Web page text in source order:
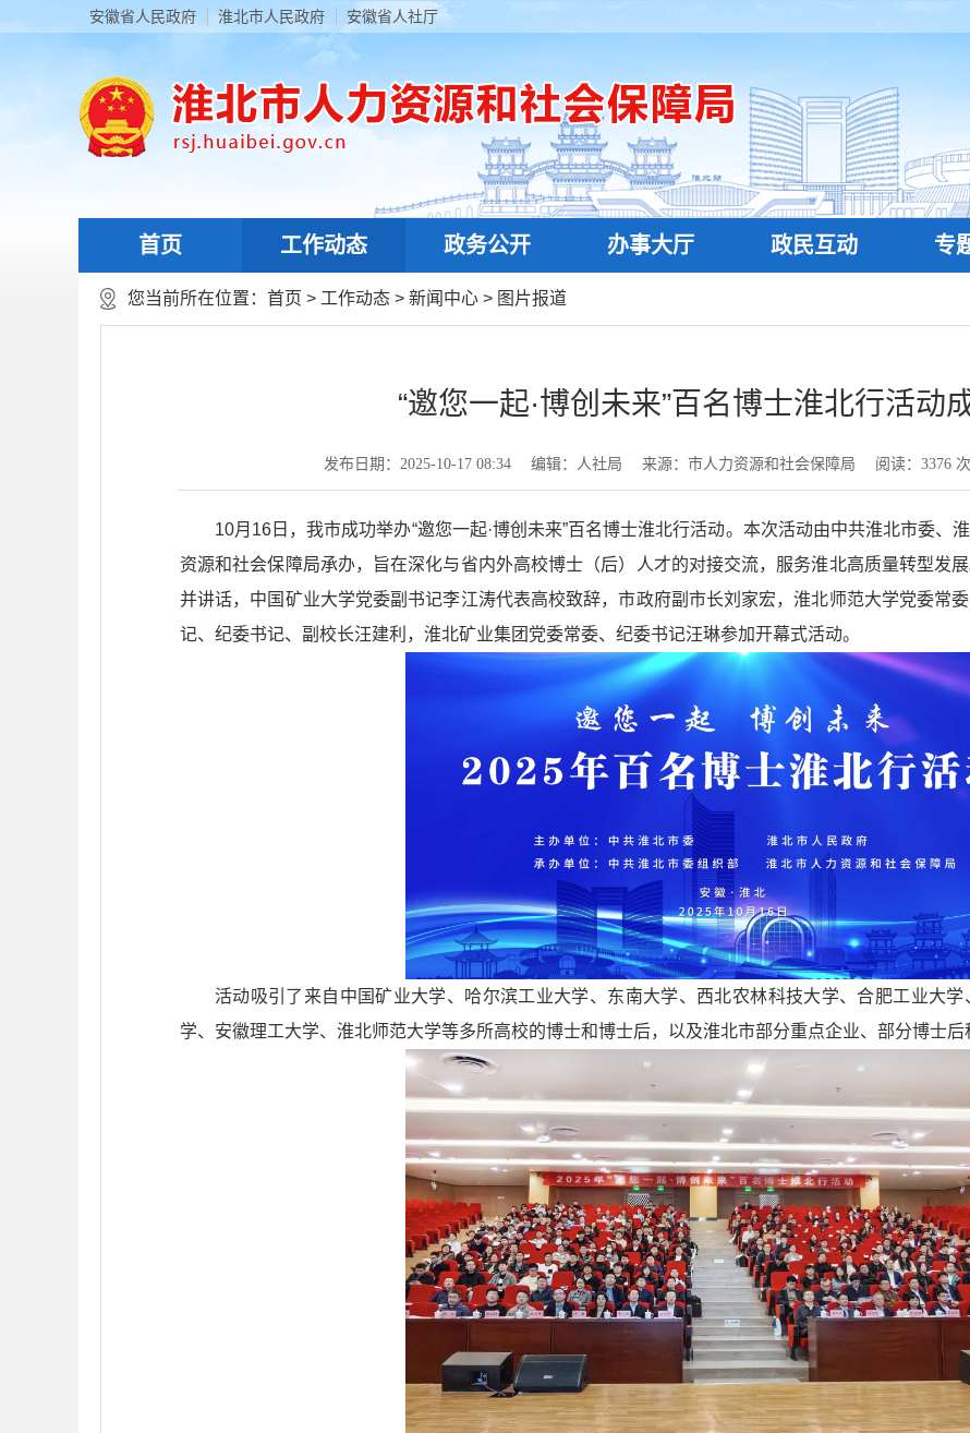
安徽省人民政府 淮北市人民政府 安徽省人社厅
首页 工作动态 政务公开 办事大厅 政民互动 专
您当前所在位置： 首页 > 工作动态 > 新闻中心 > 图片报道
“邀您一起·博创未来”百名博士淮北行活动
发布日期：2025-10-17 08:34 编辑：人社局 来源：市人力资源和社会保障局 阅读： 3376次
10月16日，我市成功举办“邀您一起·博创未来”百名博士淮北行活动。本次活动由中共淮北市委、
资源和社会保障局承办，旨在深化与省内外高校博士（后）人才的对接交流，服务淮北高质量转型发
并讲话，中国矿业大学党委副书记李江涛代表高校致辞，市政府副市长刘家宏，淮北师范大学党委常
记、纪委书记、副校长汪建利，淮北矿业集团党委常委、纪委书记汪琳参加开幕式活动。
活动吸引了来自中国矿业大学、哈尔滨工业大学、东南大学、西北农林科技大学、合肥工业大
学、安徽理工大学、淮北师范大学等多所高校的博士和博士后，以及淮北市部分重点企业、部分博士后